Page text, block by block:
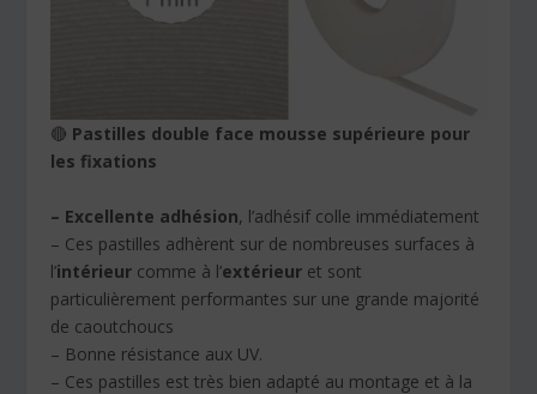
🔴 Pastilles double face mousse supérieure pour
les fixations
– Excellente adhésion, l’adhésif colle immédiatement
– Ces pastilles adhèrent sur de nombreuses surfaces à
l’intérieur comme à l’extérieur et sont
particulièrement performantes sur une grande majorité
de caoutchoucs
– Bonne résistance aux UV.
– Ces pastilles est très bien adapté au montage et à la